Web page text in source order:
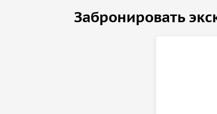
Забронировать